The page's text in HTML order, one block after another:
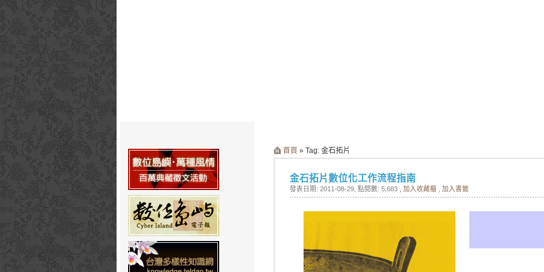
首頁 » Tag: 金石拓片
金石拓片數位化工作流程指南
發表日期: 2011-08-29 , 點閱數: 5,683 , 加入收藏櫃 加入書籤